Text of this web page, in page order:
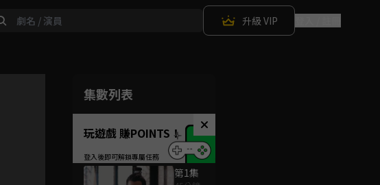
升級 VIP
集數列表
玩遊戲 賺POINTS！
第1集